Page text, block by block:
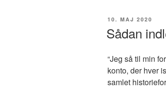
UDGIVET
10. MAJ 2020
Sådan
“Jeg så til min
konto, der hver
samlet